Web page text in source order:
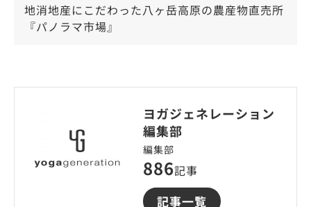
地消地産にこだわった八ヶ岳高原の農産物直売所
『パノラマ市場』
ヨガジェネレーション
編集部
編集部
886記事
記事一覧